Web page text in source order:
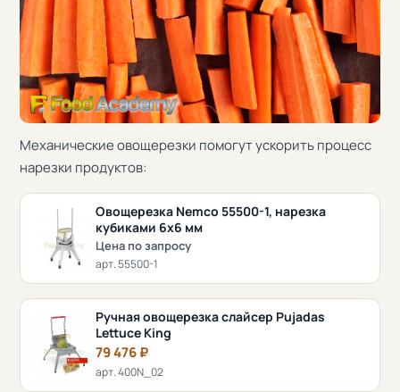
Механические овощерезки помогут ускорить процесс
нарезки продуктов:
Овощерезка Nemco 55500-1, нарезка
кубиками 6х6 мм
Цена по запросу
арт. 55500-1
Ручная овощерезка слайсер Pujadas
Lettuce King
79 476 ₽
арт. 400N_02